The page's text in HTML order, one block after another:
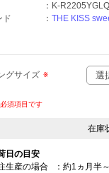
： K-R2205YGLQ
ド
： THE KISS
グサイズ ※
須項目です
在庫
日の目安
生産の場合
： 約1ヵ月半